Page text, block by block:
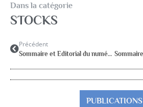
Dans la catégorie
STOCKS
Précédent
Sommaire et Editorial du numéro 2015-4 de Psychologie & Education
PUBLICATIONS